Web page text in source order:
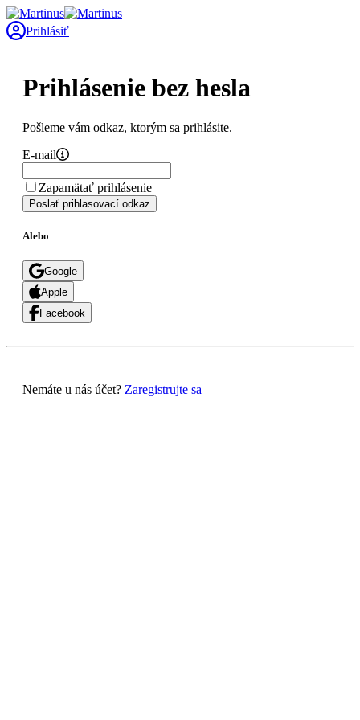
Prihlásiť
Prihlásenie bez hesla
Pošleme vám odkaz, ktorým sa prihlásite.
E-mail
Zapamätať prihlásenie
Poslať prihlasovací odkaz
Alebo
Google
Apple
Facebook
Nemáte u nás účet? Zaregistrujte sa